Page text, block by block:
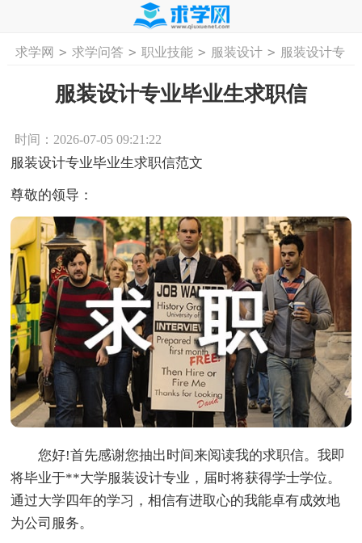
首页 工作计划 活动计划 学习计划
求学网 > 求学问答 > 职业技能 > 服装设计 > 服装设计专
服装设计专业毕业生求职信
时间：2026-07-05 09:21:22
服装设计专业毕业生求职信范文
尊敬的领导：
您好!首先感谢您抽出时间来阅读我的求职信。我即
将毕业于**大学服装设计专业，届时将获得学士学位。
通过大学四年的学习，相信有进取心的我能卓有成效地
为公司服务。